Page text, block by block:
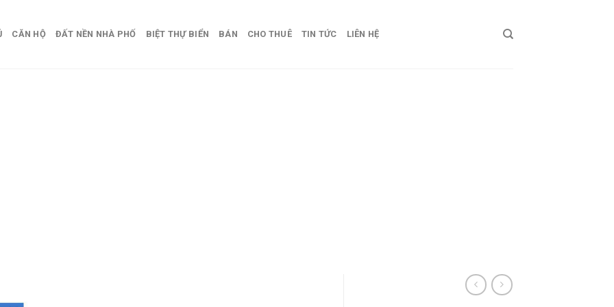
CĂN HỘ ĐẤT NỀN NHÀ PHỐ BIỆT THỰ BIỂN BÁN CHO THUÊ TIN TỨC LIÊN HỆ